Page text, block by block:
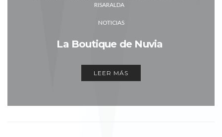
RISARALDA
NOTICIAS
La Boutique de Nuvia
LEER MÁS